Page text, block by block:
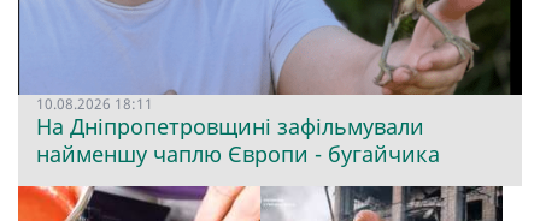
10.08.2026 18:11
На Дніпропетровщині зафільмували
найменшу чаплю Європи - бугайчика